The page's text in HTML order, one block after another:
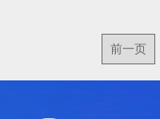
前一页